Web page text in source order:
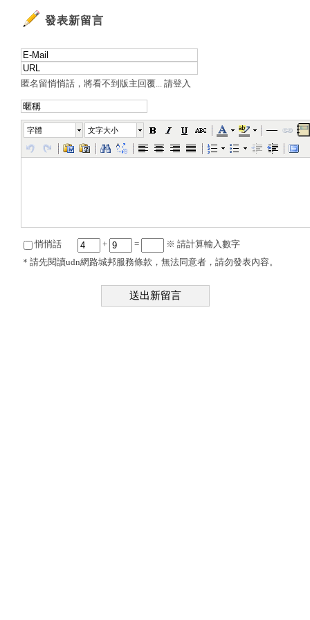
發表新留言
匿名留悄悄話，將看不到版主回覆... 請登入
字體 文字大小
悄悄話 + =
※ 請計算輸入數字
＊請先閱讀udn網路城邦服務條款 ，無法同意者，請勿發表內容。
送出新留言